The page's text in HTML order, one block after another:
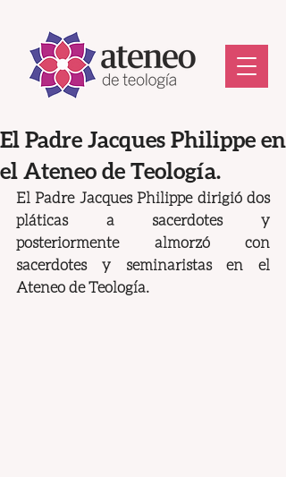
El Padre Jacques Philippe en
el Ateneo de Teología.
El Padre Jacques Philippe dirigió dos
pláticas a sacerdotes y
posteriormente almorzó con
sacerdotes y seminaristas en el
Ateneo de Teología.